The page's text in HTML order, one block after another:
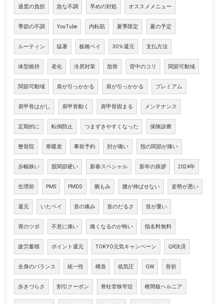
過度の負担 急な不調 早めの対処 オススメメニュー
季節の不調 YouTube 内転筋 夏季限定 夏の予定
ルーティン 猛暑 板橋ペイ 30％還元 支払方法
体型維持 老化 冷房対策 肋骨 背中のコリ 関節可動域
関節可動域 肩が引っかかる 肩が引っかかる プレミアム
肩甲骨はがし 肩甲骨動く 肩甲骨固まる メンテナンス
定期的に 転倒防止 つまずきやすくなった 保険診療
整骨院 寒暖差 事前予約 肘が痛い 指の関節が痛い
歩幅狭い 股関節硬い 新春スペシャル 新年の挨拶 2024年
生理前 PMS PMDD 腕もみ 腰が伸ばせない 姿勢が悪い
還元 いたペイ 首の痛み 首のだるさ 首が重い
胃のツボ 不意に痛い 痛くなるのが怖い 指名料無料
疲労蓄積 ポイント還元 TOKYO元気キャンペーン QR決済
全身のバランス 統一性 構造 低気圧 GW 骨折
歩きづらさ 割引クーポン 脊柱管狭窄症 椎間板ヘルニア